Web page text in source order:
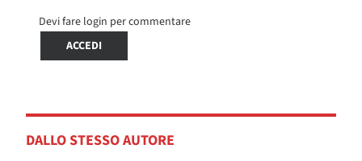
Devi fare login per commentare
ACCEDI
DALLO STESSO AUTORE